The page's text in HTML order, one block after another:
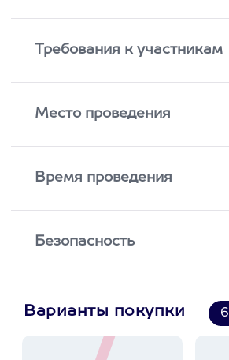
Требования к участникам
Место проведения
Время проведения
Безопасность
Варианты покупки 6